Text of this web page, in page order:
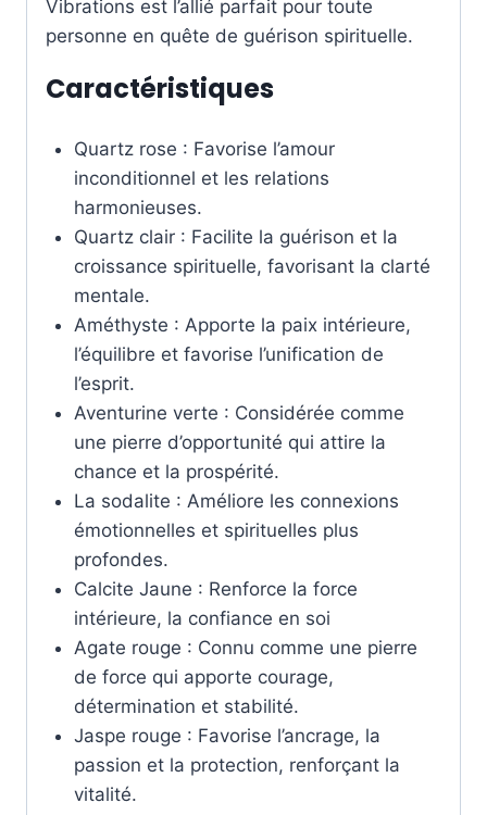
Vibrations est l’allié parfait pour toute
personne en quête de guérison spirituelle.
Caractéristiques
Quartz rose : Favorise l’amour
inconditionnel et les relations
harmonieuses.
Quartz clair : Facilite la guérison et la
croissance spirituelle, favorisant la clarté
mentale.
Améthyste : Apporte la paix intérieure,
l’équilibre et favorise l’unification de
l’esprit.
Aventurine verte : Considérée comme
une pierre d’opportunité qui attire la
chance et la prospérité.
La sodalite : Améliore les connexions
émotionnelles et spirituelles plus
profondes.
Calcite Jaune : Renforce la force
intérieure, la confiance en soi
Agate rouge : Connu comme une pierre
de force qui apporte courage,
détermination et stabilité.
Jaspe rouge : Favorise l’ancrage, la
passion et la protection, renforçant la
vitalité.